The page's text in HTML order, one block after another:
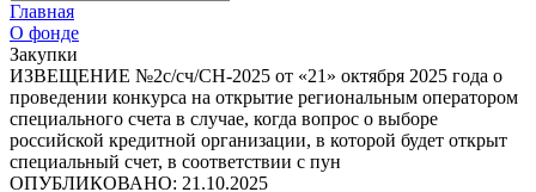
Главная
О фонде
Закупки
ИЗВЕЩЕНИЕ №2с/сч/СН-2025 от «21» октября 2025 года о
проведении конкурса на открытие региональным оператором
специального счета в случае, когда вопрос о выборе
российской кредитной организации, в которой будет открыт
специальный счет, в соответствии с пун
ОПУБЛИКОВАНО: 21.10.2025